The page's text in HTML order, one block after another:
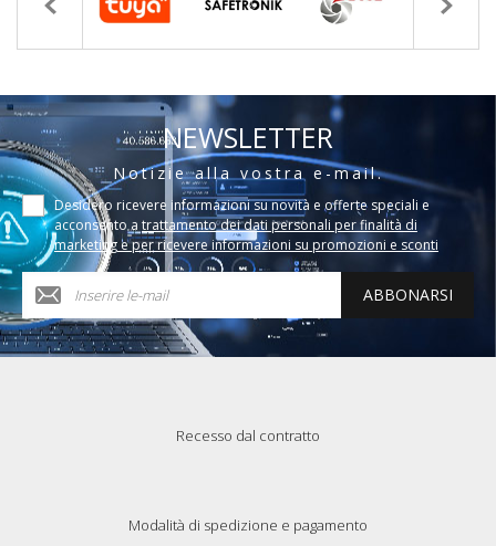
NEWSLETTER
Notizie alla vostra e-mail.
Desidero ricevere informazioni su novità e offerte speciali e
acconsento a trattamento dei dati personali per finalità di
marketing e per ricevere informazioni su promozioni e sconti
ABBONARSI
Recesso dal contratto
Modalità di spedizione e pagamento